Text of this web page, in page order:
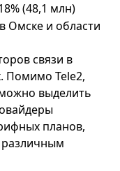
(48,1 млн)
Омске и области
связи в
Помимо Tele2,
выделить
планов,